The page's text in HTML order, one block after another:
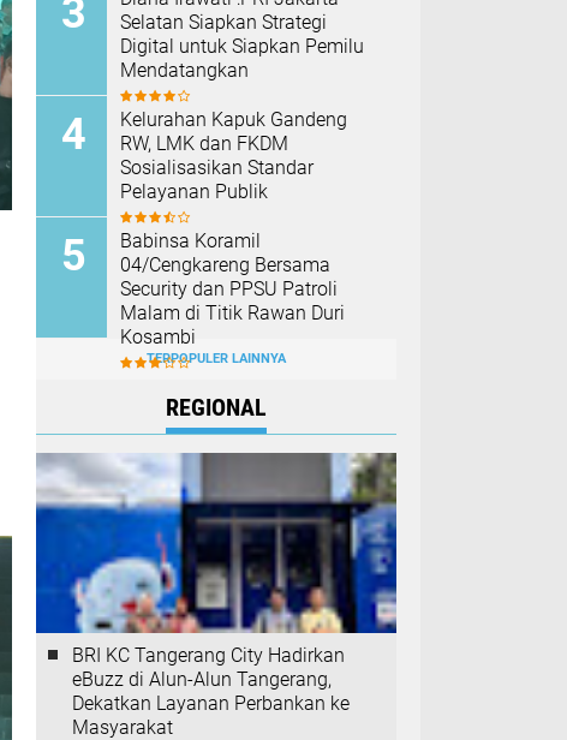
Selatan Siapkan Strategi
Digital untuk Siapkan Pemilu
Mendatangkan
Kelurahan Kapuk Gandeng
RW, LMK dan FKDM
Sosialisasikan Standar
Pelayanan Publik
Babinsa Koramil
04/Cengkareng Bersama
Security dan PPSU Patroli
Malam di Titik Rawan Duri
Kosambi
TERPOPULER LAINNYA
REGIONAL
BRI KC Tangerang City Hadirkan
eBuzz di Alun-Alun Tangerang,
Dekatkan Layanan Perbankan ke
Masyarakat